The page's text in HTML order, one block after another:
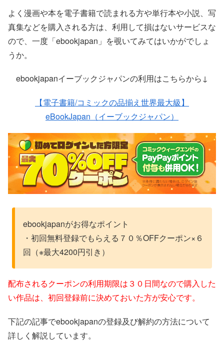
よく漫画や本を電子書籍で読まれる方や単行本や小説、写
真集などを購入される方は、利用して損はないサービスな
ので、一度「ebookjapan」を覗いてみてはいかがでしょ
うか。
ebookjapanイーブックジャパンの利用はこちらから↓
【電子書籍/コミックの品揃え世界最大級】
eBookJapan（イーブックジャパン）
ebookjapanがお得なポイント
・初回無料登録でもらえる７０％OFFクーポン×６
回（※最大4200円引き）
配布されるクーポンの利用期限は３０日間なので購入した
い作品は、初回登録前に決めておいた方が安心です。
下記の記事でebookjapanの登録及び解約の方法について
詳しく解説しています。